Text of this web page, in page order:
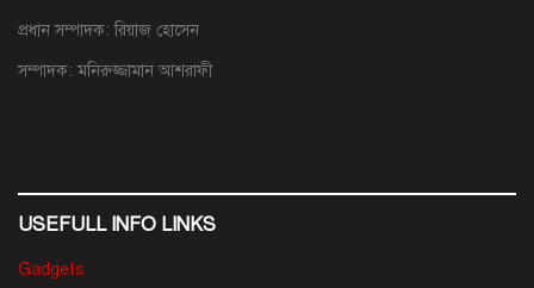
প্রধান সম্পাদক: রিয়াজ হোসেন
সম্পাদক: মনিরুজ্জামান আশরাফী
USEFULL INFO LINKS
Gadgets